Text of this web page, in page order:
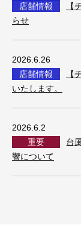
店舗情報
【
らせ
2026.6.26
店舗情報
【
いたします。
2026.6.2
重要
台
響について